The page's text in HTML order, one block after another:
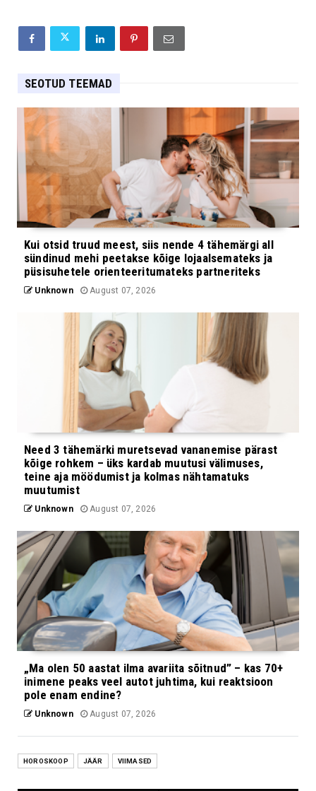
SEOTUD TEEMAD
Kui otsid truud meest, siis nende 4 tähemärgi all
sündinud mehi peetakse kõige lojaalsemateks ja
püsisuhetele orienteeritumateks partneriteks
Unknown August 07, 2026
Need 3 tähemärki muretsevad vananemise pärast
kõige rohkem – üks kardab muutusi välimuses,
teine aja möödumist ja kolmas nähtamatuks
muutumist
Unknown August 07, 2026
„Ma olen 50 aastat ilma avariita sõitnud” – kas 70+
inimene peaks veel autot juhtima, kui reaktsioon
pole enam endine?
Unknown August 07, 2026
HOROSKOOP JÄÄR VIIMASED